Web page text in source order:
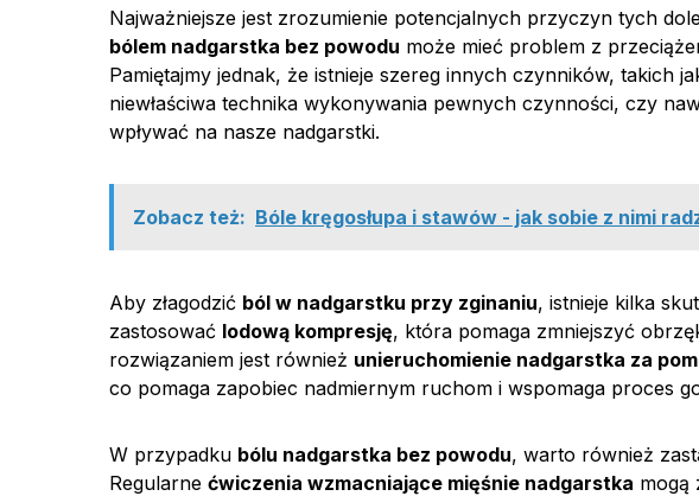
Najważniejsze jest zrozumienie potencjalnych przyczyn tych
bólem nadgarstka bez powodu może mieć problem z
Pamiętajmy jednak, że istnieje szereg innych czynników, takich
niewłaściwa technika wykonywania pewnych czynności, czy
wpływać na nasze nadgarstki.
Zobacz też: Bóle kręgosłupa i stawów - jak sobie z nimi
Aby złagodzić ból w nadgarstku przy zginaniu, istnieje kilka
zastosować lodową kompresję, która pomaga zmniejszyć
rozwiązaniem jest również unieruchomienie nadgarstka za
co pomaga zapobiec nadmiernym ruchom i wspomaga proces
W przypadku bólu nadgarstka bez powodu, warto również
Regularne ćwiczenia wzmacniające mięśnie nadgarstka mogą